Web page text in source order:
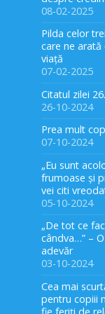
08-02-2025
Pilda celor
care ne arată
viață
07-02-2025
Citatul zilei
26-10-2024
Prea mult
07-10-2024
„Eu sunt
frumoase și
vei citi
05-10-2024
„De tot ce
cândva…” –
adevăr
03-10-2024
Cea mai
pentru copiii